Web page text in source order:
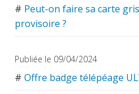
# Peut-on faire sa carte
provisoire ?
Publiée le 09/04/2024
# Offre badge télépéage